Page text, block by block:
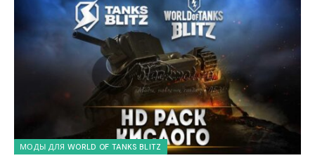
МОДЫ ДЛЯ WORLD OF TANKS BLITZ